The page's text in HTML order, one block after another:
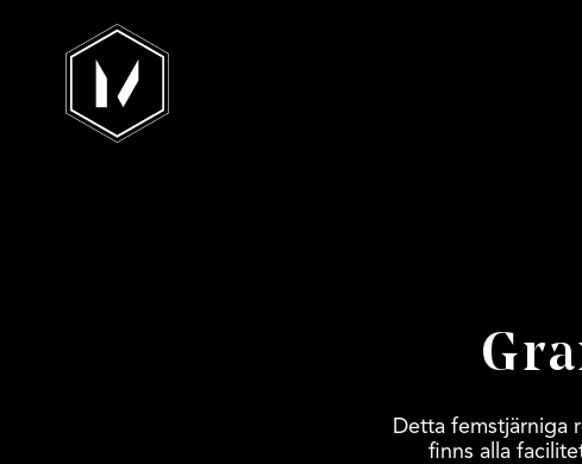
Detta femstjärniga
finns alla